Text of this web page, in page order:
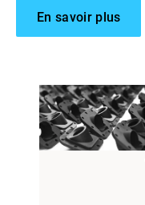
En savoir plus